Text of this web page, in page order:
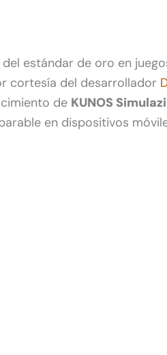
del estándar de oro en
cortesía del desarrollador
de KUNOS
en dispositivos